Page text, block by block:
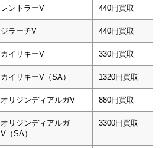
レントラーV 440円買取
ジラーチV 440円買取
カイリキーV 330円買取
カイリキーV（SA） 1320円買取
オリジンディアルガV 880円買取
オリジンディアルガ
V（SA）
3300円買取